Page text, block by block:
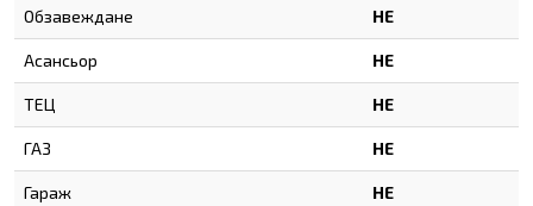
Обзавеждане НЕ
Асансьор НЕ
ТЕЦ НЕ
ГАЗ НЕ
Гараж НЕ